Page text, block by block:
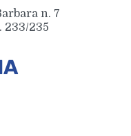
n. 7
233/235